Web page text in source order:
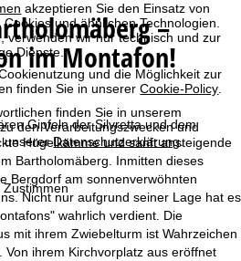
akzeptieren Sie den Einsatz von
und ähnlichen Technologien.
verwenden wir nur technisch und zur
Dienste.
und die Möglichkeit zur
finden Sie in unsererCookie-Policy.
finden Sie in unserem
den Verarbeitungszwecken und
unsererDatenschutzerklärung.
Zustimmen
–
im Montafon!
Gipfeln der Silvretta und dem
Hügelkämme und sanft ansteigende
Bartholomäberg. Inmitten dieses
Bergdorf am sonnenverwöhnten
Nicht nur aufgrund seiner Lage hat es
wahrlich verdient. Die
mit ihrem Zwiebelturm ist Wahrzeichen
ihrem Kirchvorplatz aus eröffnet